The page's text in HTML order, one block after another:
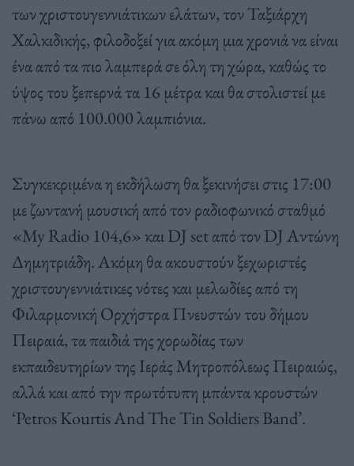
των χριστουγεννιάτικων ελάτων, τον Ταξιάρχη
Χαλκιδικής, φιλοδοξεί για ακόμη μια χρονιά να είναι
ένα από τα πιο λαμπερά σε όλη τη χώρα, καθώς το
ύψος του ξεπερνά τα 16 μέτρα και θα στολιστεί με
πάνω από 100.000 λαμπιόνια.
Συγκεκριμένα η εκδήλωση θα ξεκινήσει στις 17:00
με ζωντανή μουσική από τον ραδιοφωνικό σταθμό
«My Radio 104,6» και DJ set από τον DJ Αντώνη
Δημητριάδη. Ακόμη θα ακουστούν ξεχωριστές
χριστουγεννιάτικες νότες και μελωδίες από τη
Φιλαρμονική Ορχήστρα Πνευστών του δήμου
Πειραιά, τα παιδιά της χορωδίας των
εκπαιδευτηρίων της Iεράς Μητροπόλεως Πειραιώς,
αλλά και από την πρωτότυπη μπάντα κρουστών
‘Petros Kourtis And The Tin Soldiers Band’.